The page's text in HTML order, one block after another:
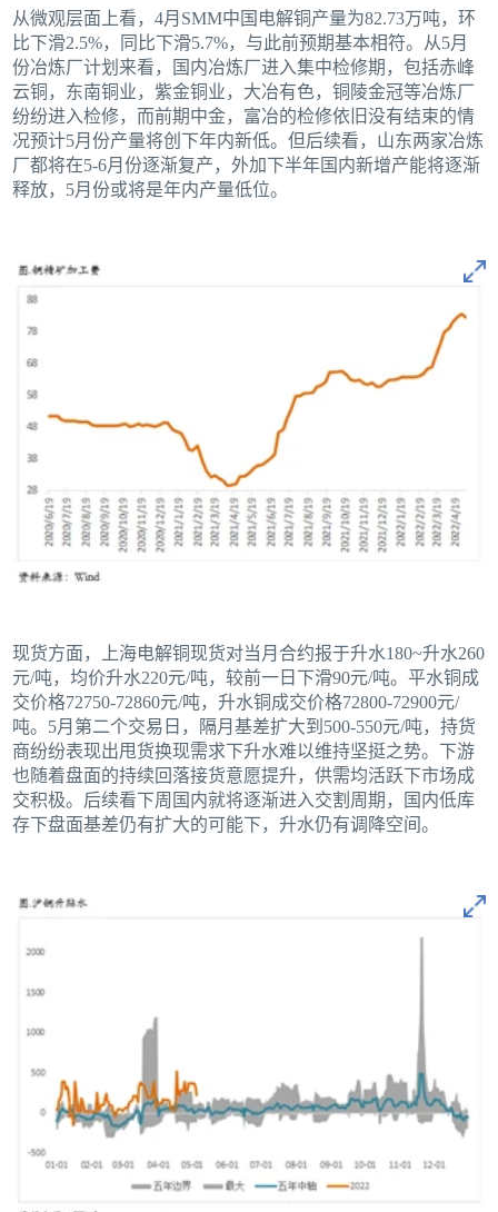
从微观层面上看，4月SMM中国电解铜产量为82.73万吨，环
比下滑2.5%，同比下滑5.7%，与此前预期基本相符。从5月
份冶炼厂计划来看，国内冶炼厂进入集中检修期，包括赤峰
云铜，东南铜业，紫金铜业，大冶有色，铜陵金冠等冶炼厂
纷纷进入检修，而前期中金，富冶的检修依旧没有结束的情
况预计5月份产量将创下年内新低。但后续看，山东两家冶炼
厂都将在5-6月份逐渐复产，外加下半年国内新增产能将逐渐
释放，5月份或将是年内产量低位。
现货方面，上海电解铜现货对当月合约报于升水180~升水260
元/吨，均价升水220元/吨，较前一日下滑90元/吨。平水铜成
交价格72750-72860元/吨，升水铜成交价格72800-72900元/
吨。5月第二个交易日，隔月基差扩大到500-550元/吨，持货
商纷纷表现出甩货换现需求下升水难以维持坚挺之势。下游
也随着盘面的持续回落接货意愿提升，供需均活跃下市场成
交积极。后续看下周国内就将逐渐进入交割周期，国内低库
存下盘面基差仍有扩大的可能下，升水仍有调降空间。